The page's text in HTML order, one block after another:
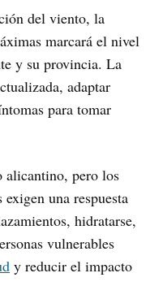
del viento, la
marcará el nivel
y su provincia. La
adaptar
para tomar
alicantino, pero los
una respuesta
hidratarse,
vulnerables
y reducir el impacto